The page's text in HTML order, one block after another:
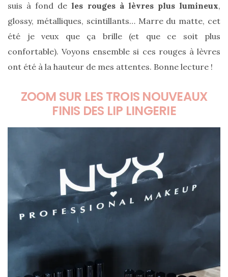
06/06/2026
suis à fond de les rouges à lèvres plus lumineux,
glossy, métalliques, scintillants… Marre du matte, cet
été je veux que ça brille (et que ce soit plus
confortable). Voyons ensemble si ces rouges à lèvres
ont été à la hauteur de mes attentes. Bonne lecture !
ZOOM SUR LES TROIS NOUVEAUX
FINIS DES LIP LINGERIE